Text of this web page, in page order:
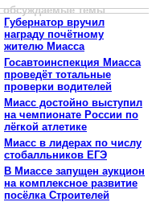
обсуждаемые темы
Губернатор вручил
награду почётному
жителю Миасса
Госавтоинспекция Миасса
проведёт тотальные
проверки водителей
Миасс достойно выступил
на чемпионате России по
лёгкой атлетике
Миасс в лидерах по числу
стобалльников ЕГЭ
В Миассе запущен аукцион
на комплексное развитие
посёлка Строителей